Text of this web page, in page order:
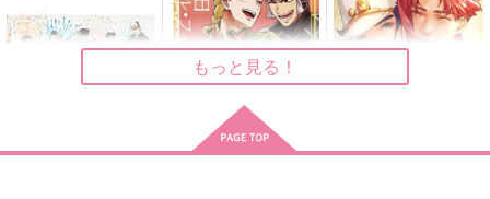
もっと見る！